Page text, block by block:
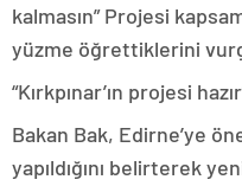
kalmasın” Projesi
yüzme öğrettiklerini
“Kırkpınar’ın projesi
Bakan Bak, Edirne’ye
yapıldığını belirterek